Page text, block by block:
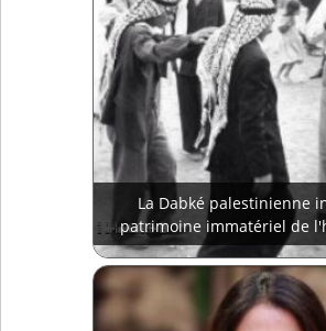
La Dabké palestinienne
patrimoine immatériel de